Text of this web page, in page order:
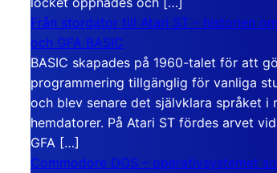
Från stordator till Atari ST – historien
och GFA BASIC
BASIC skapades på 1960-talet för att
programmering tillgänglig för vanliga
och blev senare det självklara språket i
hemdatorer. På Atari ST fördes arvet
GFA […]
Commodore DOS – operativsystemet